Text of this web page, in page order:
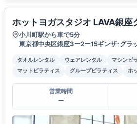
ホットヨガスタジオ LAVA銀座
小川町駅から車で5分
東京都中央区銀座3ー2ー15ギンザ･グラ
タオルレンタル ウェアレンタル
マシンピ
マットピラティス
グループピラティス ホ
営業時間
ー